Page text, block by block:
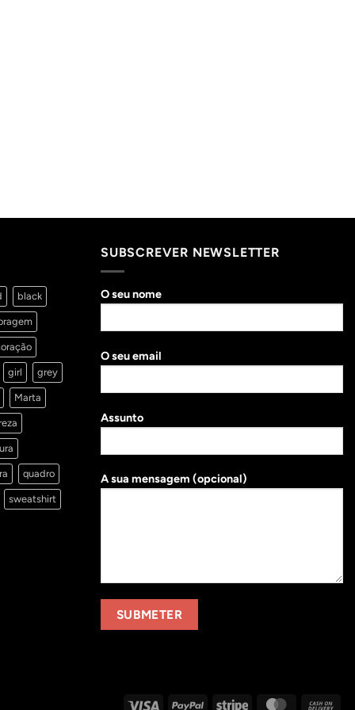
black
girl grey
Marta
quadro
sweatshirt
SUBSCREVER NEWSLETTER
O seu nome
O seu email
Assunto
A sua mensagem (opcional)
Visa PayPal Stripe MasterCard